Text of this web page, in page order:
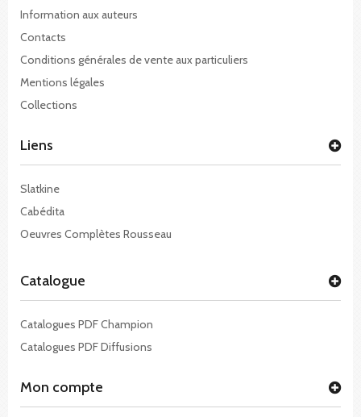
Information aux auteurs
Contacts
Conditions générales de vente aux particuliers
Mentions légales
Collections
Liens
Slatkine
Cabédita
Oeuvres Complètes Rousseau
Catalogue
Catalogues PDF Champion
Catalogues PDF Diffusions
Mon compte